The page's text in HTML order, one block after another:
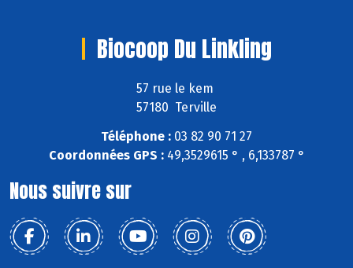
Biocoop Du Linkling
57 rue le kem
57180 Terville
Téléphone : 03 82 90 71 27
Coordonnées GPS :49,3529615 ° , 6,133787 °
Nous suivre sur